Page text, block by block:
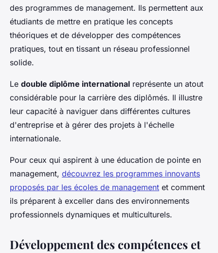
des programmes de management. Ils permettent aux
étudiants de mettre en pratique les concepts
théoriques et de développer des compétences
pratiques, tout en tissant un réseau professionnel
solide.
Le double diplôme international représente un atout
considérable pour la carrière des diplômés. Il illustre
leur capacité à naviguer dans différentes cultures
d'entreprise et à gérer des projets à l'échelle
internationale.
Pour ceux qui aspirent à une éducation de pointe en
management, découvrez les programmes innovants
proposés par les écoles de management et comment
ils préparent à exceller dans des environnements
professionnels dynamiques et multiculturels.
Développement des compétences et